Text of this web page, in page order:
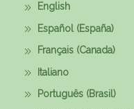
English
Español (España)
Français (Canada)
Italiano
Português (Brasil)